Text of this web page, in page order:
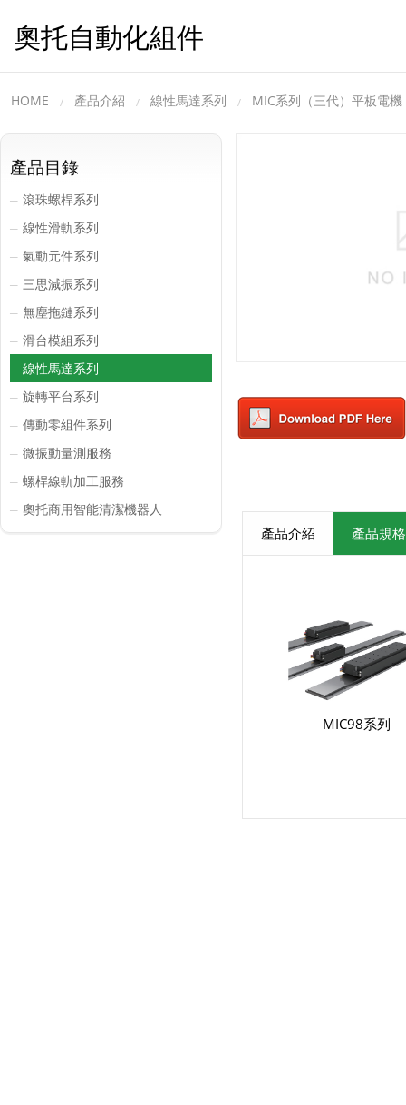
奧托自動化組件
HOME 產品介紹 線性馬達系列 MIC系列（三代）平板電
產品介紹 產品規格
MIC98系列
產品目錄
─ 滾珠螺桿系列
─ 線性滑軌系列
─ 氣動元件系列
─ 三思減振系列
─ 無塵拖鏈系列
─ 滑台模組系列
─ 線性馬達系列
─ 旋轉平台系列
─ 傳動零組件系列
─ 微振動量測服務
─ 螺桿線軌加工服務
─ 奧托商用智能清潔機器人